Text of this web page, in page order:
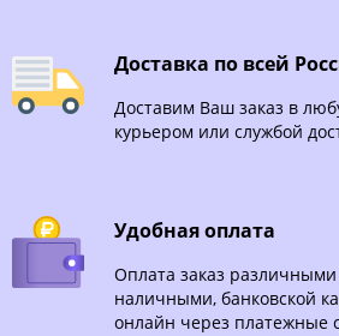
Доставка по всей
Доставим Ваш заказ в
курьером или службой
Удобная оплата
Оплата заказ
наличными, банковской
онлайн через платежные